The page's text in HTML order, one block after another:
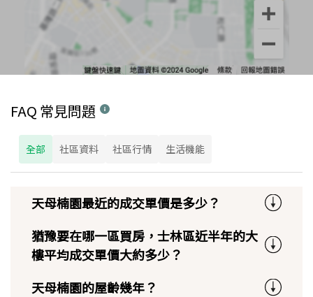
FAQ 常見問題
全部 社區資料 社區行情 生活機能
天母楠園最近的成交單價是多少？
猶豫要在哪一區買房，士林區近半年的大
樓平均成交單價大約多少？
天母楠園的屋齡幾年？